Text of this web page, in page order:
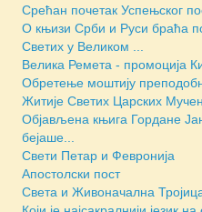
Срећан почетак Успењског
О књизи Срби и Руси браћа
Светих у Великом ...
Велика Ремета - промоција
Обретење моштију
Житије Светих Царских
Објављена књига Гордане
бејаше...
Свети Петар и Февронија
Апостолски пост
Света и Живоначална